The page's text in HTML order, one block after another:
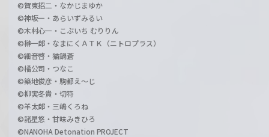
©賀東招二・なかじまゆか
©神坂一・あらいずみるい
©木村心一・こぶいち むりりん
©榊一郎・なまにくＡＴＫ（ニトロプラス）
©細音啓・猫鍋蒼
©橘公司・つなこ
©築地俊彦・駒都え～じ
©柳実冬貴・切符
©羊太郎・三嶋くろね
©諸星悠・甘味みきひろ
©NANOHA Detonation PROJECT